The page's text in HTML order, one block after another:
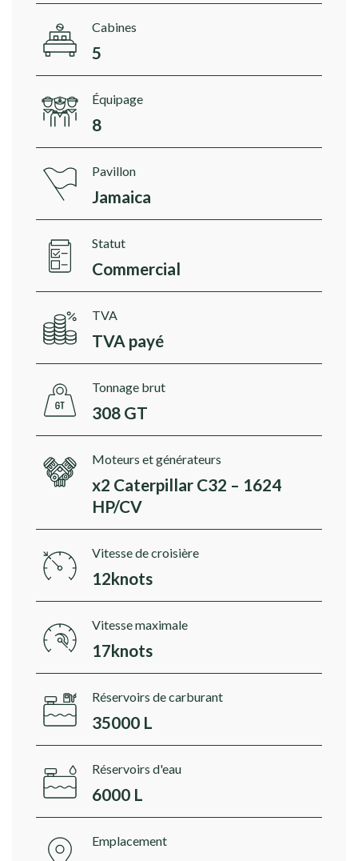
Cabines
5
Équipage
8
Pavillon
Jamaica
Statut
Commercial
TVA
TVA payé
Tonnage brut
308 GT
Moteurs et générateurs
x2 Caterpillar C32 – 1624
HP/CV
Vitesse de croisière
12knots
Vitesse maximale
17knots
Réservoirs de carburant
35000 L
Réservoirs d'eau
6000 L
Emplacement